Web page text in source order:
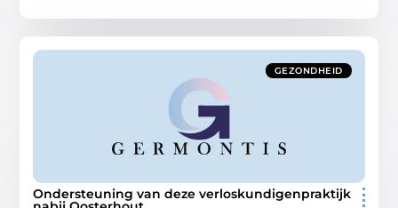
GEZONDHEID
Ondersteuning van deze verloskundigenpraktijk